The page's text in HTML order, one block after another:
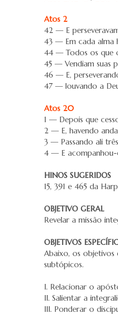
Atos 2
42 — E
43 — Em cada alma
44 — Todos os que
45 — Vendiam suas
46 — E,
47 — louvando a
Atos 20
1 — Depois que
2 — E, havendo
3 — Passando ali
4 — E acompanhou-
HINOS SUGERIDOS
15, 391 e 465 da
OBJETIVO GERAL
Revelar a missão
OBJETIVOS
Abaixo, os
subtópicos.
I. Relacionar o
II. Salientar a
III. Ponderar o